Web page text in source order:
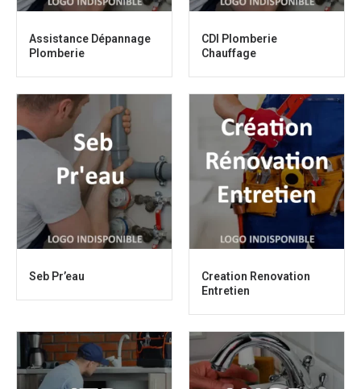
Assistance Dépannage
Plomberie
CDI Plomberie
Chauffage
Seb Pr’eau
Creation Renovation
Entretien